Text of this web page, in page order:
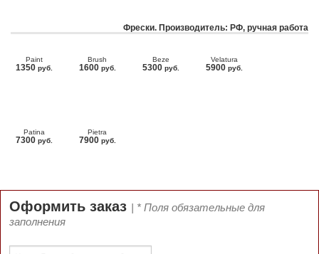
Фрески. Производитель: РФ, ручная работа
Paint
1350 руб.
Brush
1600 руб.
Beze
5300 руб.
Velatura
5900 руб.
Patina
7300 руб.
Pietra
7900 руб.
Оформить заказ | * Поля обязательные для
заполнения